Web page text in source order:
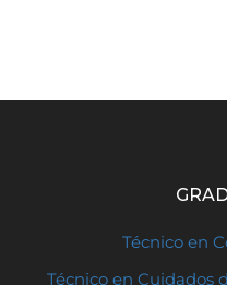
Técnico en
Técnico en Cuidados